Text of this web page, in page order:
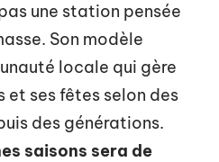
une station pensée
Son modèle
locale qui gère
et ses fêtes selon des
des générations.
saisons sera de